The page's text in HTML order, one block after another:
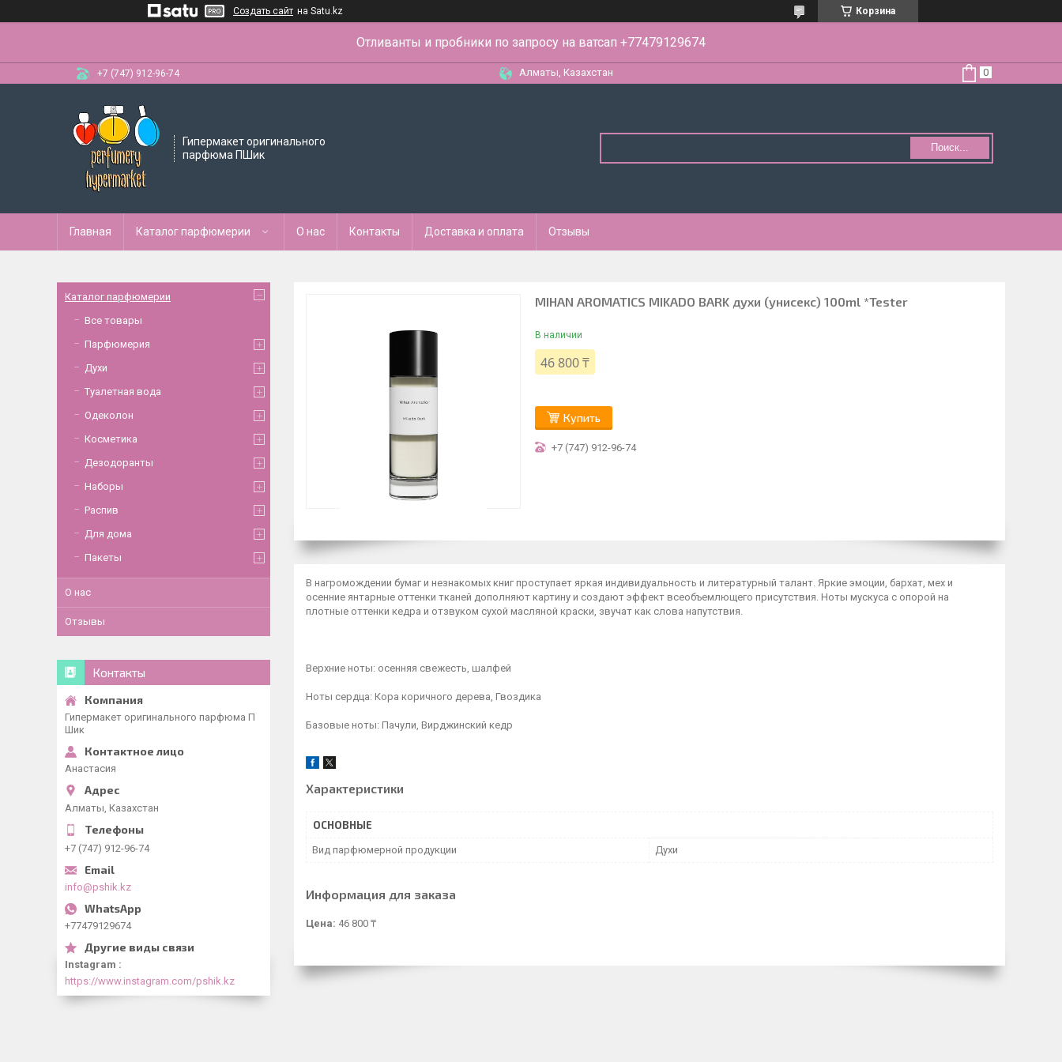
Создать сайт на Satu.kz Корзина
Отливанты и пробники по запросу на ватсап +77479129674
+7 (747) 912-96-74 Алматы, Казахстан
Гипермакет оригинального
парфюма ПШик
Поиск...
Главная Каталог парфюмерии О нас Контакты Доставка и оплата Отзывы
MIHAN AROMATICS MIKADO BARK духи (унисекс) 100ml *Tester
В наличии
46 800 ₸
Купить
+7 (747) 912-96-74
В нагромождении бумаг и незнакомых книг проступает яркая индивидуальность и литературный талант. Яркие эмоции, бархат, мех и
осенние янтарные оттенки тканей дополняют картину и создают эффект всеобъемлющего присутствия. Ноты мускуса с опорой на
плотные оттенки кедра и отзвуком сухой масляной краски, звучат как слова напутствия.
Верхние ноты: осенняя свежесть, шалфей
Ноты сердца: Кора коричного дерева, Гвоздика
Базовые ноты: Пачули, Вирджинский кедр
Характеристики
ОСНОВНЫЕ
Вид парфюмерной продукции Духи
Информация для заказа
Цена: 46 800 ₸
Каталог парфюмерии
Все товары
Парфюмерия
Духи
Туалетная вода
Одеколон
Косметика
Дезодоранты
Наборы
Распив
Для дома
Пакеты
О нас
Отзывы
Контакты
Гипермакет оригинального парфюма П
Шик
Анастасия
Алматы, Казахстан
+7 (747) 912-96-74
info@pshik.kz
+77479129674
Instagram
https://www.instagram.com/pshik.kz